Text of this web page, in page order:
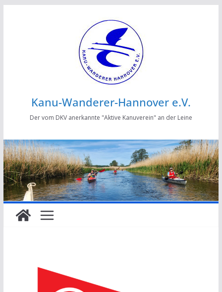
Kanu-Wanderer-Hannover e.V.
Der vom DKV anerkannte "Aktive Kanuverein" an der Leine